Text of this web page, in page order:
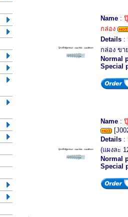
Name :
กล่อง
Details :
กล่อง ขา
Normal
Special
Name :
Details :
(แผงละ
Normal
Special